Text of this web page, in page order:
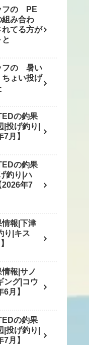
フの PE
組み合わ
てる方が
フの 暑い
ょい投げ
の釣果
投げ釣り|
月】
の釣果
釣り|ハ
2026年7
情報|下津
り|キス
報|サノ
ング|コウ
月】
の釣果
投げ釣り|
月】